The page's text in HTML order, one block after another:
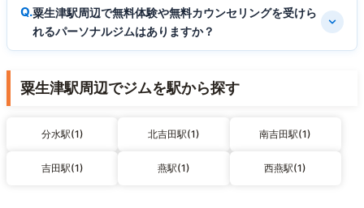
粟生津駅周辺で無料体験や無料カウンセリングを受けら
れるパーソナルジムはありますか？
粟生津駅周辺でジムを駅から探す
分水駅(1) 北吉田駅(1) 南吉田駅(1)
吉田駅(1) 燕駅(1) 西燕駅(1)